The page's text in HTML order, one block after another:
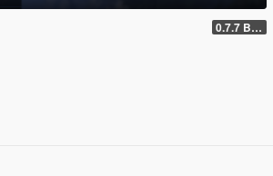
0.7.7 Beta